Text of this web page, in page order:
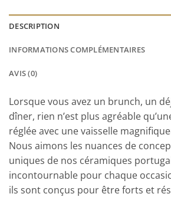
DESCRIPTION
INFORMATIONS COMPLÉMENTAIRES
AVIS (0)
Lorsque vous avez un brunch, un
dîner, rien n’est plus agréable
réglée avec une vaisselle
Nous aimons les nuances de
uniques de nos céramiques
incontournable pour chaque
ils sont conçus pour être forts et